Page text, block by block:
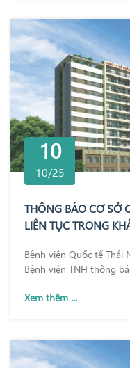
10
10/25
THÔNG BÁO CƠ SỞ
LIÊN TỤC TRONG
Bệnh viện Quốc tế Thái
Bệnh viện TNH thông
Xem thêm ...